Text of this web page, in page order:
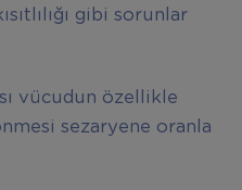
gibi sorunlar
vücudun özellikle
sezaryene oranla